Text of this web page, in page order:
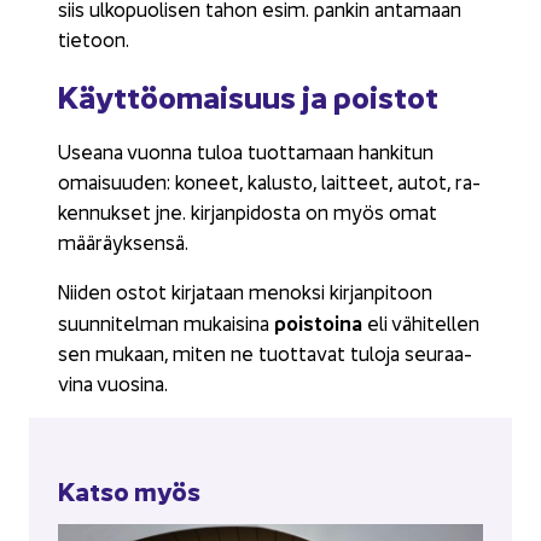
siis ul­ko­puo­li­sen tahon esim. pan­kin an­ta­maan
tie­toon.
Käyt­tö­omai­suus ja pois­tot
Usea­na vuon­na tuloa tuot­ta­maan han­ki­tun
omai­suu­den: ko­neet, ka­lus­to, lait­teet, autot, ra­
ken­nuk­set jne. kir­jan­pi­dos­ta on myös omat
mää­räyk­sen­sä.
Nii­den ostot kir­ja­taan me­nok­si kir­jan­pi­toon
suun­ni­tel­man mu­kai­si­na pois­toi­na eli vä­hi­tel­len
sen mu­kaan, miten ne tuot­ta­vat tu­lo­ja seu­raa­
vi­na vuo­si­na.
Katso myös